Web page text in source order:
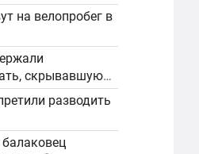
на велопробег в
скрывавшуюся
разводить